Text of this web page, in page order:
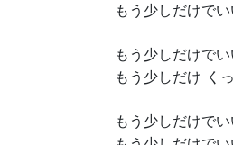
もう少しだけで
もう少しだけで
もう少しだけ く
もう少しだけで